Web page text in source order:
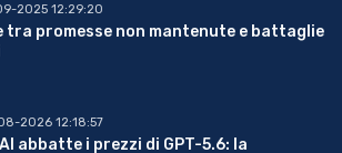
2025 12:29:20
tra promesse non mantenute e battaglie
2026 12:18:57
abbatte i prezzi di GPT-5.6: la